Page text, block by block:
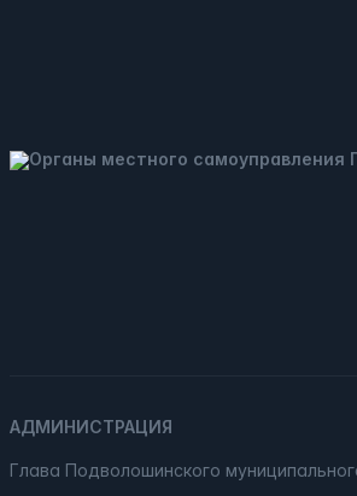
АДМИНИСТРАЦИЯ
Глава Подволошинского